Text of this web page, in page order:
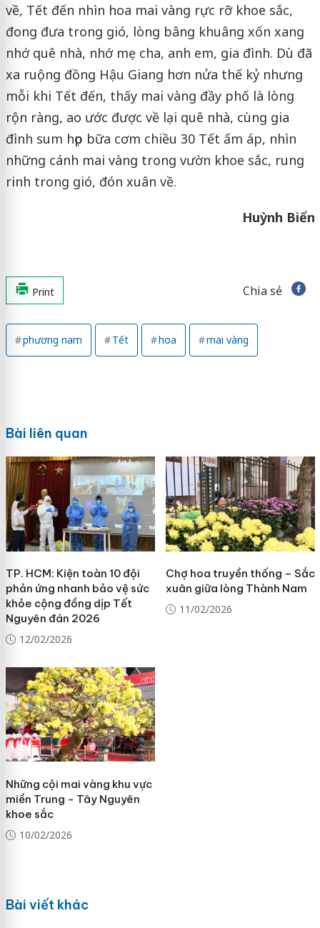
về, Tết đến nhìn hoa mai vàng rực rỡ khoe sắc,
đong đưa trong gió, lòng bâng khuâng xốn xang
nhớ quê nhà, nhớ mẹ cha, anh em, gia đình. Dù đã
xa ruộng đồng Hậu Giang hơn nửa thế kỷ nhưng
mỗi khi Tết đến, thấy mai vàng đầy phố là lòng
rộn ràng, ao ước được về lại quê nhà, cùng gia
đình sum họp bữa cơm chiều 30 Tết ấm áp, nhìn
những cánh mai vàng trong vườn khoe sắc, rung
rinh trong gió, đón xuân về.
Huỳnh Biển
Print Chia sẻ
phương nam Tết hoa mai vàng
Bài liên quan
TP. HCM: Kiện toàn 10 đội
phản ứng nhanh bảo vệ sức
khỏe cộng đồng dịp Tết
Nguyên đán 2026
12/02/2026
Chợ hoa truyền thống – Sắc
xuân giữa lòng Thành Nam
11/02/2026
Những cội mai vàng khu vực
miền Trung - Tây Nguyên
khoe sắc
10/02/2026
Bài viết khác